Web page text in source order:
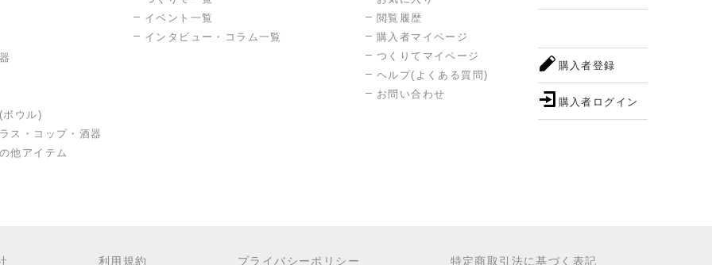
ボウル)
ス・コップ・酒器
他アイテム
イベント一覧
インタビュー・コラム一覧
閲覧履歴
購入者マイページ
つくりてマイページ
ヘルプ(よくある質問)
お問い合わせ
購入者登録
購入者ログイン
利用規約 プライバシーポリシー 特定商取引法に基づく表記